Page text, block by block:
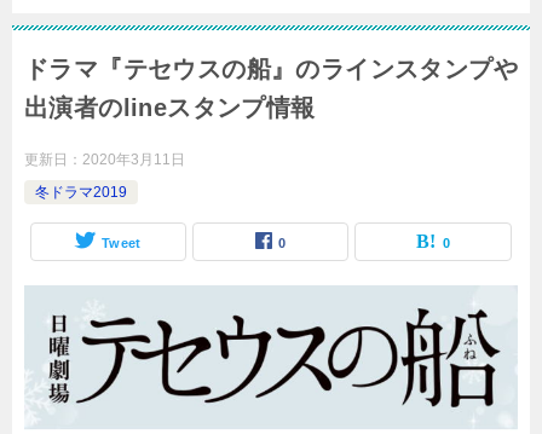
ドラマ『テセウスの船』のラインスタンプや
出演者のlineスタンプ情報
更新日： 2020年3月11日
冬ドラマ2019
Tweet 0 0